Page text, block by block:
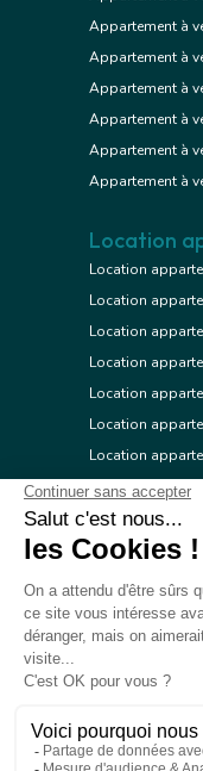
Appartement à
Appartement à
Appartement à
Appartement à
Appartement à
Appartement à
Location
Location
Location
Location
Location
Location
Location
Location
Location
Location
Location
Location
Location